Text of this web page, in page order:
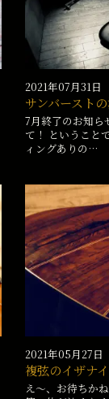
2021年07月31日
サンバースト
7月終了のお知ら
て！ ということ
ィングありの…
2021年05月27日
複弦のイザナイ
え〜、お待ちか